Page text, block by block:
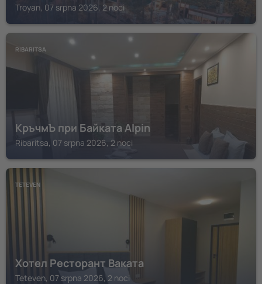
Troyan, 07 srpna 2026, 2 noci
RIBARITSA
КръчмЪ при Байката Alpin
Ribaritsa, 07 srpna 2026, 2 noci
TETEVEN
Хотел Ресторант Ваката
Teteven, 07 srpna 2026, 2 noci